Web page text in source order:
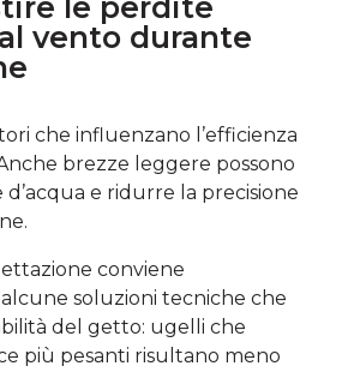
le perdite
vento durante
che influenzano l’efficienza
brezze leggere possono
e ridurre la precisione
conviene
soluzioni tecniche che
del getto: ugelli che
più pesanti risultano meno